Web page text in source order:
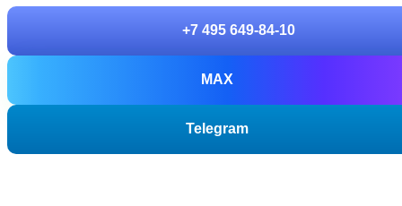
+7 495 649-84-10
MAX
Telegram